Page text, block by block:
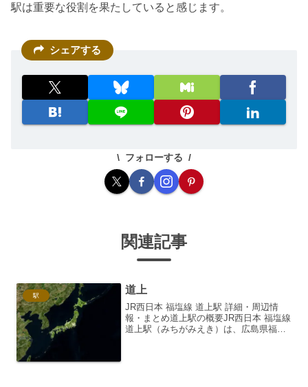
駅は重要な役割を果たしていると感じます。
シェアする
フォローする
関連記事
駅 道上
JR西日本 福塩線 道上駅 詳細・周辺情
報・まとめ道上駅の概要JR西日本 福塩線
道上駅（みちがみえき）は、広島県福山